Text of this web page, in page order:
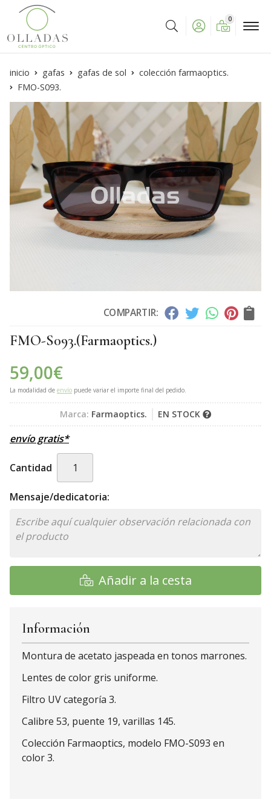
Buscar
0
inicio gafas gafas de sol
colección farmaoptics.
FMO-S093.
COMPARTIR:
FMO-S093.(Farmaoptics.)
59,00€
La modalidad de envío puede variar el importe final del pedido.
Marca: Farmaoptics. EN STOCK
envío gratis*
Cantidad
Mensaje/dedicatoria:
Añadir a la cesta
Información
Montura de acetato jaspeada en tonos marrones.
Lentes de color gris uniforme.
Filtro UV categoría 3.
Calibre 53, puente 19, varillas 145.
Colección Farmaoptics, modelo FMO-S093 en
color 3.